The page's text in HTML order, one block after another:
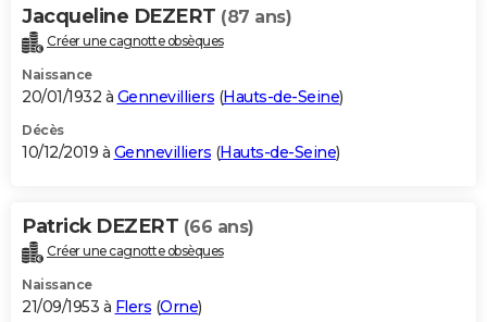
Jacqueline DEZERT (87 ans)
Créer une cagnotte obsèques
Naissance
20/01/1932 à Gennevilliers (Hauts-de-Seine)
Décès
10/12/2019 à Gennevilliers (Hauts-de-Seine)
Patrick DEZERT (66 ans)
Créer une cagnotte obsèques
Naissance
21/09/1953 à Flers (Orne)